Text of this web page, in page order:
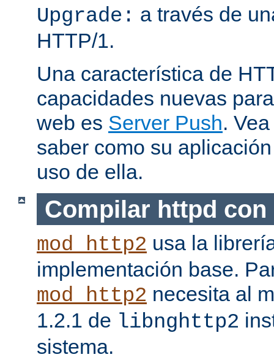
Upgrade: a través de
HTTP/1.
Una característica de
capacidades nuevas
web es Server Push.
saber como su
uso de ella.
Compilar httpd con
mod_http2 usa la
implementación base.
mod_http2 necesita al
1.2.1 de libnghttp2
sistema.